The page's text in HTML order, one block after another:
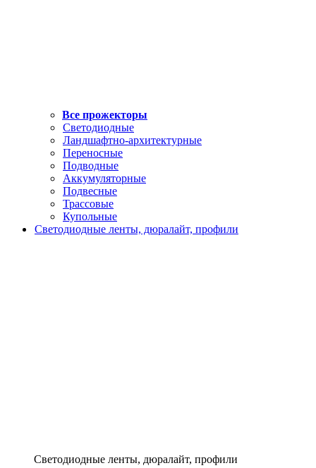
Все прожекторы
Светодиодные
Ландшафтно-архитектурные
Переносные
Подводные
Аккумуляторные
Подвесные
Трассовые
Купольные
Светодиодные ленты, дюралайт, профили
Светодиодные ленты, дюралайт, профили